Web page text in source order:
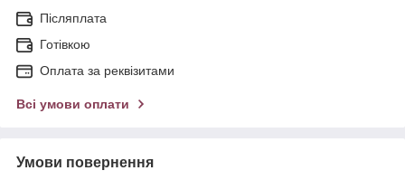
Післяплата
Готівкою
Оплата за реквізитами
Всі умови оплати
Умови повернення